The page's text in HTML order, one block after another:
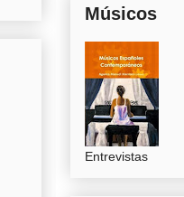
Músicos
Entrevistas